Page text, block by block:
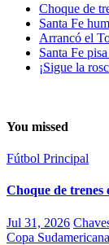
Choque de
Santa Fe
Arrancó el
Santa Fe
¡Sigue la
You missed
Fútbol Principal
Choque de
Jul 31, 2026
Copa Sudamericana